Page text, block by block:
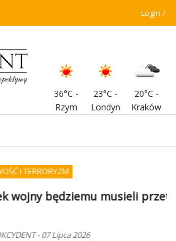
Login
36°C -
Rzym
23°C -
Londyn
20°C -
Kraków
musieli przetrwać
Lipca 2026